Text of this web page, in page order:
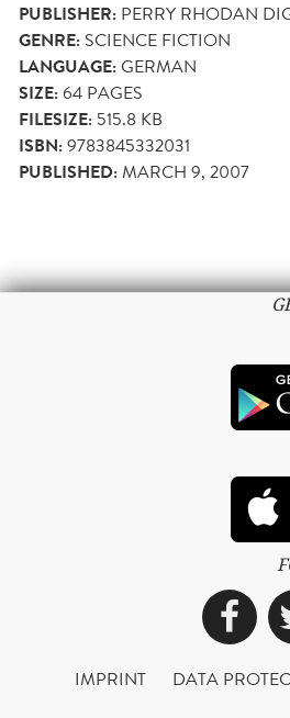
PUBLISHER: PERRY RHODAN
GENRE: SCIENCE FICTION
LANGUAGE:GERMAN
SIZE:64 PAGES
FILESIZE: 515.8 KB
ISBN:9783845332031
PUBLISHED:MARCH 9, 2007
IMPRINT DATA